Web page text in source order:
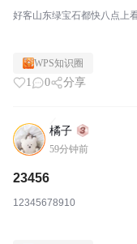
好客山东绿宝石都快八点上
WPS知识圈
1 0 分享
橘子
59分钟前
23456
12345678910